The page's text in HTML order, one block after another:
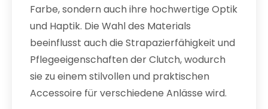
Farbe, sondern auch ihre hochwertige Optik
und Haptik. Die Wahl des Materials
beeinflusst auch die Strapazierfähigkeit und
Pflegeeigenschaften der Clutch, wodurch
sie zu einem stilvollen und praktischen
Accessoire für verschiedene Anlässe wird.